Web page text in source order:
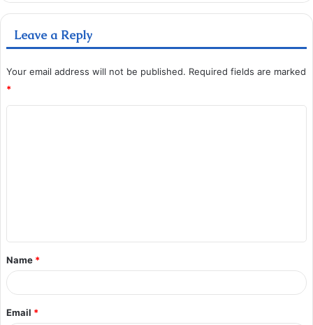
Leave a Reply
Your email address will not be published. Required fields are marked
*
Name *
Email *